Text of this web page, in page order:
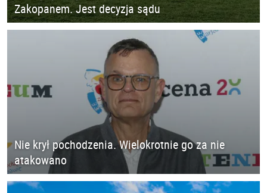
Zakopanem. Jest decyzja sądu
Nie krył pochodzenia. Wielokrotnie go za nie
atakowano